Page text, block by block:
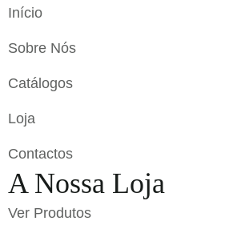
Início
Sobre Nós
Catálogos
Loja
Contactos
A Nossa Loja
Ver Produtos